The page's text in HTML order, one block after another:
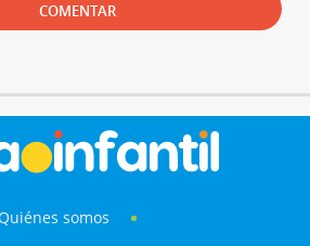
COMENTAR
somos